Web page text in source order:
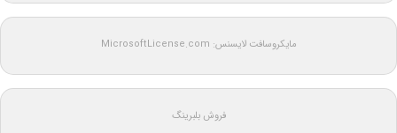
مایکروسافت لایسنس: MicrosoftLicense.com
فروش بلبرینگ